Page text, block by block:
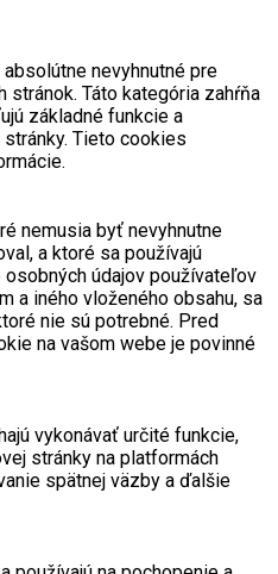
nevyhnutné pre
stránok. Táto kategória zahŕňa
základné funkcie a
Tieto cookies
nemusia byť nevyhnutne
a ktoré sa používajú
údajov používateľov
a iného vloženého obsahu, sa
nie sú potrebné. Pred
na vašom webe je povinné
vykonávať určité funkcie,
stránky na platformách
spätnej väzby a ďalšie